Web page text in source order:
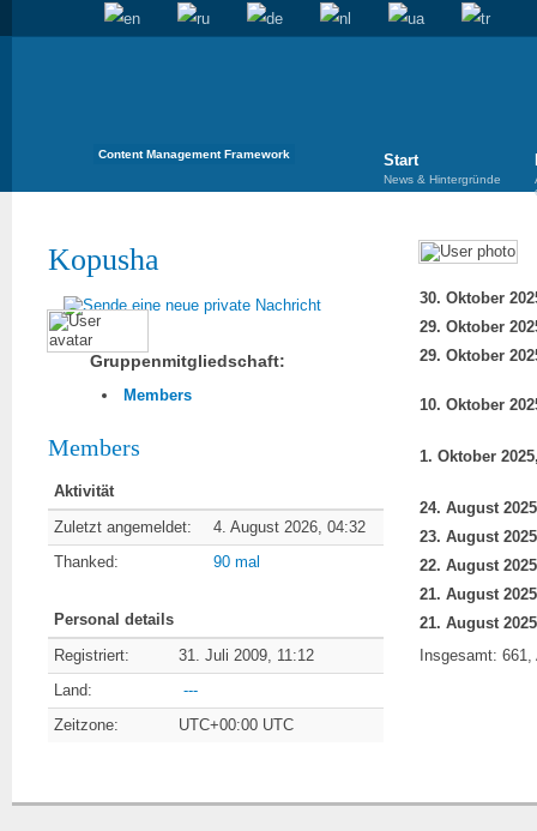
Content Management Framework Start
News & Hintergründe
Kopusha
Gruppenmitgliedschaft:
Members
Members
Aktivität
Zuletzt angemeldet:
4. August 2026, 04:32
Thanked:
90 mal
Personal details
Registriert:
31. Juli 2009, 11:12
Land:
---
Zeitzone:
UTC+00:00 UTC
Insgesamt: